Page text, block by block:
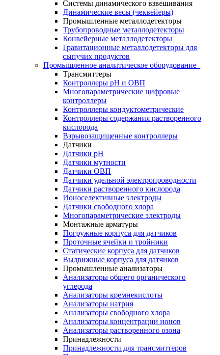
Системы динамического взвешивания
Динамические весы (чеквейеры)
Промышленные металлодетекторы
Трубопроводные металлодетекторы
Конвейерные металлодетекторы
Гравитационные металлодетекторы для
сыпучих продуктов
Промышленное аналитическое оборудование
Трансмиттеры
Контроллеры рН и ОВП
Многопараметрические цифровые
контроллеры
Контроллеры кондуктометрические
Контроллеры содержания растворенного
кислорода
Взрывозащищенные контроллеры
Датчики
Датчики рН
Датчики мутности
Датчики ОВП
Датчики удельной электропроводности
Датчики растворенного кислорода
Ионоселективные электроды
Датчики свободного хлора
Многопараметрические электроды
Монтажные арматуры
Погружные корпуса для датчиков
Проточные ячейки и тройники
Статические корпуса для датчиков
Выдвижные корпуса для датчиков
Промышленные анализаторы
Анализаторы общего органического
углерода
Анализаторы кремнекислоты
Анализаторы натрия
Анализаторы свободного хлора
Анализаторы концентрации ионов
Анализаторы растворенного озона
Принадлежности
Принадлежности для трансмиттеров